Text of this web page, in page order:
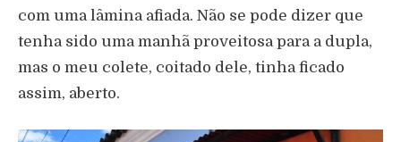
com uma lâmina afiada. Não se pode dizer que
tenha sido uma manhã proveitosa para a dupla,
mas o meu colete, coitado dele, tinha ficado
assim, aberto.